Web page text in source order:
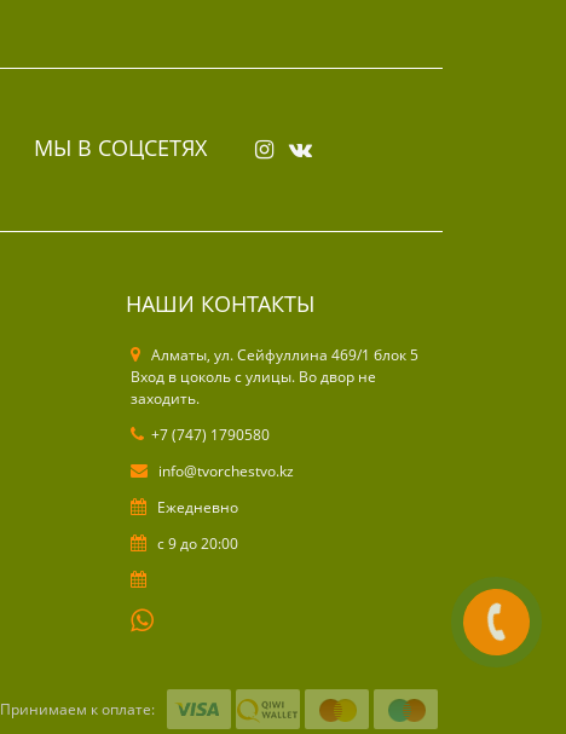
МЫ В СОЦСЕТЯХ
НАШИ КОНТАКТЫ
Алматы, ул. Cейфуллина 469/1 блок 5
Вход в цоколь с улицы. Во двор не
заходить.
+7 (747) 1790580
info@tvorchestvo.kz
Ежедневно
с 9 до 20:00
Принимаем к оплате: